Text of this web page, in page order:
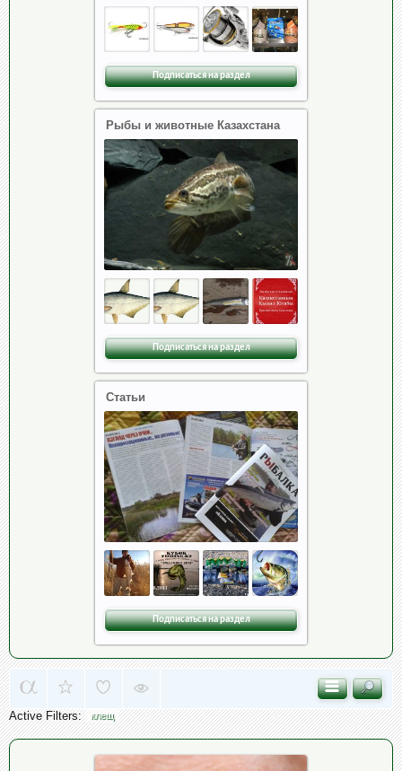
Подписаться на раздел
Рыбы и животные Казахстана
Подписаться на раздел
Статьи
Подписаться на раздел
Active Filters: клещ